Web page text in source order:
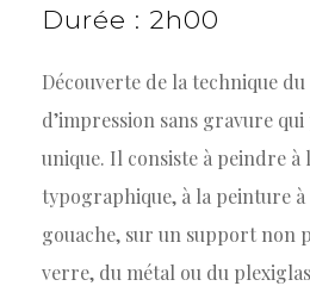
Durée : 2h00
Découverte de la technique
d’impression sans gravure
unique. Il consiste à peindre à
typographique, à la peinture à
gouache, sur un support non
verre, du métal ou du